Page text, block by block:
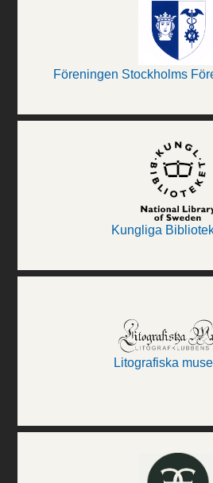
Föreningen Stockholms
Kungliga
Litografiska